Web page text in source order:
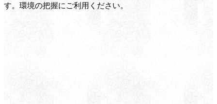
す。環境の把握にご利用ください。